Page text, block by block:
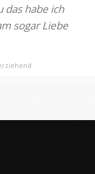
das habe ich
sogar Liebe